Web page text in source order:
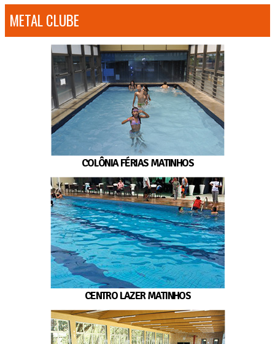
METAL CLUBE
COLÔNIA FÉRIAS MATINHOS
CENTRO LAZER MATINHOS